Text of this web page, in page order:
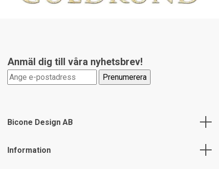
Anmäl dig till våra nyhetsbrev!
Bicone Design AB
Information